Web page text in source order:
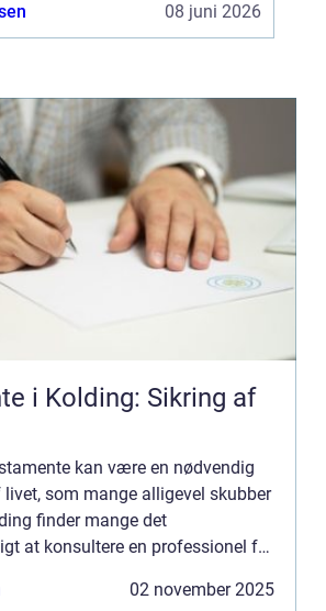
08 juni 2026
i Kolding: Sikring af
kan være en nødvendig
som mange alligevel skubber
finder mange det
at konsultere en professionel for
02 november 2025